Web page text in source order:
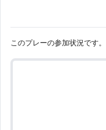
このプレーの参加状況です。